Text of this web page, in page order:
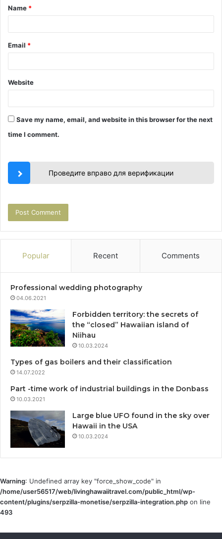
*
Name *
Email *
Website
Save my name, email, and website in this browser for the next
time I comment.
Проведите вправо для верификации
Popular Recent Comments
Professional wedding photography
04.06.2021
Forbidden territory: the secrets of
the “closed” Hawaiian island of
Niihau
10.03.2024
Types of gas boilers and their classification
14.07.2022
Part -time work of industrial buildings in the Donbass
10.03.2021
Large blue UFO found in the sky over
Hawaii in the USA
10.03.2024
Warning: Undefined array key "force_show_code" in
/home/user56517/web/livinghawaiitravel.com/public_html/wp-
content/plugins/serpzilla-monetise/serpzilla-integration.php on line
493